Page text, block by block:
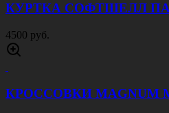
КУРТКА СОФТШЕЛЛ
4500 руб.
КРОССОВКИ MAGNUM